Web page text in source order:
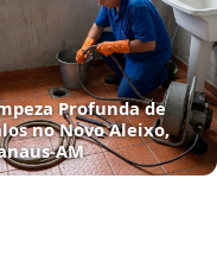
Profunda de
no Novo Aleixo,